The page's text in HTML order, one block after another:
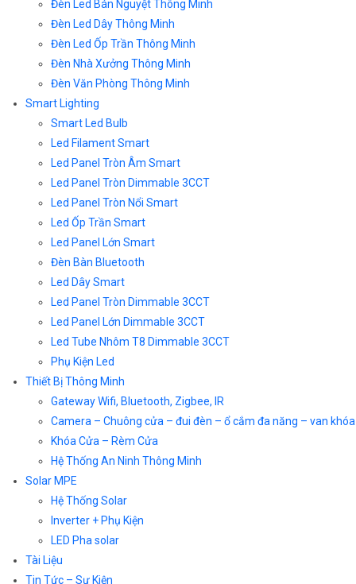
Đèn Led Bán Nguyệt Thông Minh
Đèn Led Dây Thông Minh
Đèn Led Ốp Trần Thông Minh
Đèn Nhà Xưởng Thông Minh
Đèn Văn Phòng Thông Minh
Smart Lighting
Smart Led Bulb
Led Filament Smart
Led Panel Tròn Âm Smart
Led Panel Tròn Dimmable 3CCT
Led Panel Tròn Nổi Smart
Led Ốp Trần Smart
Led Panel Lớn Smart
Đèn Bàn Bluetooth
Led Dây Smart
Led Panel Tròn Dimmable 3CCT
Led Panel Lớn Dimmable 3CCT
Led Tube Nhôm T8 Dimmable 3CCT
Phụ Kiện Led
Thiết Bị Thông Minh
Gateway Wifi, Bluetooth, Zigbee, IR
Camera – Chuông cửa – đui đèn – ổ cắm đa năng – van khóa
Khóa Cửa – Rèm Cửa
Hệ Thống An Ninh Thông Minh
Solar MPE
Hệ Thống Solar
Inverter + Phụ Kiện
LED Pha solar
Tài Liệu
Tin Tức – Sự Kiện